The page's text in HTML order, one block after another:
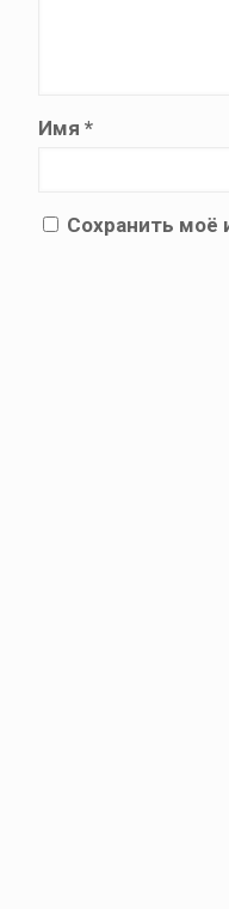
Имя *
Сохранить моё